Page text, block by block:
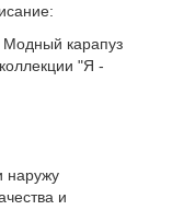
Модный карапуз
"Я -
наружу
и